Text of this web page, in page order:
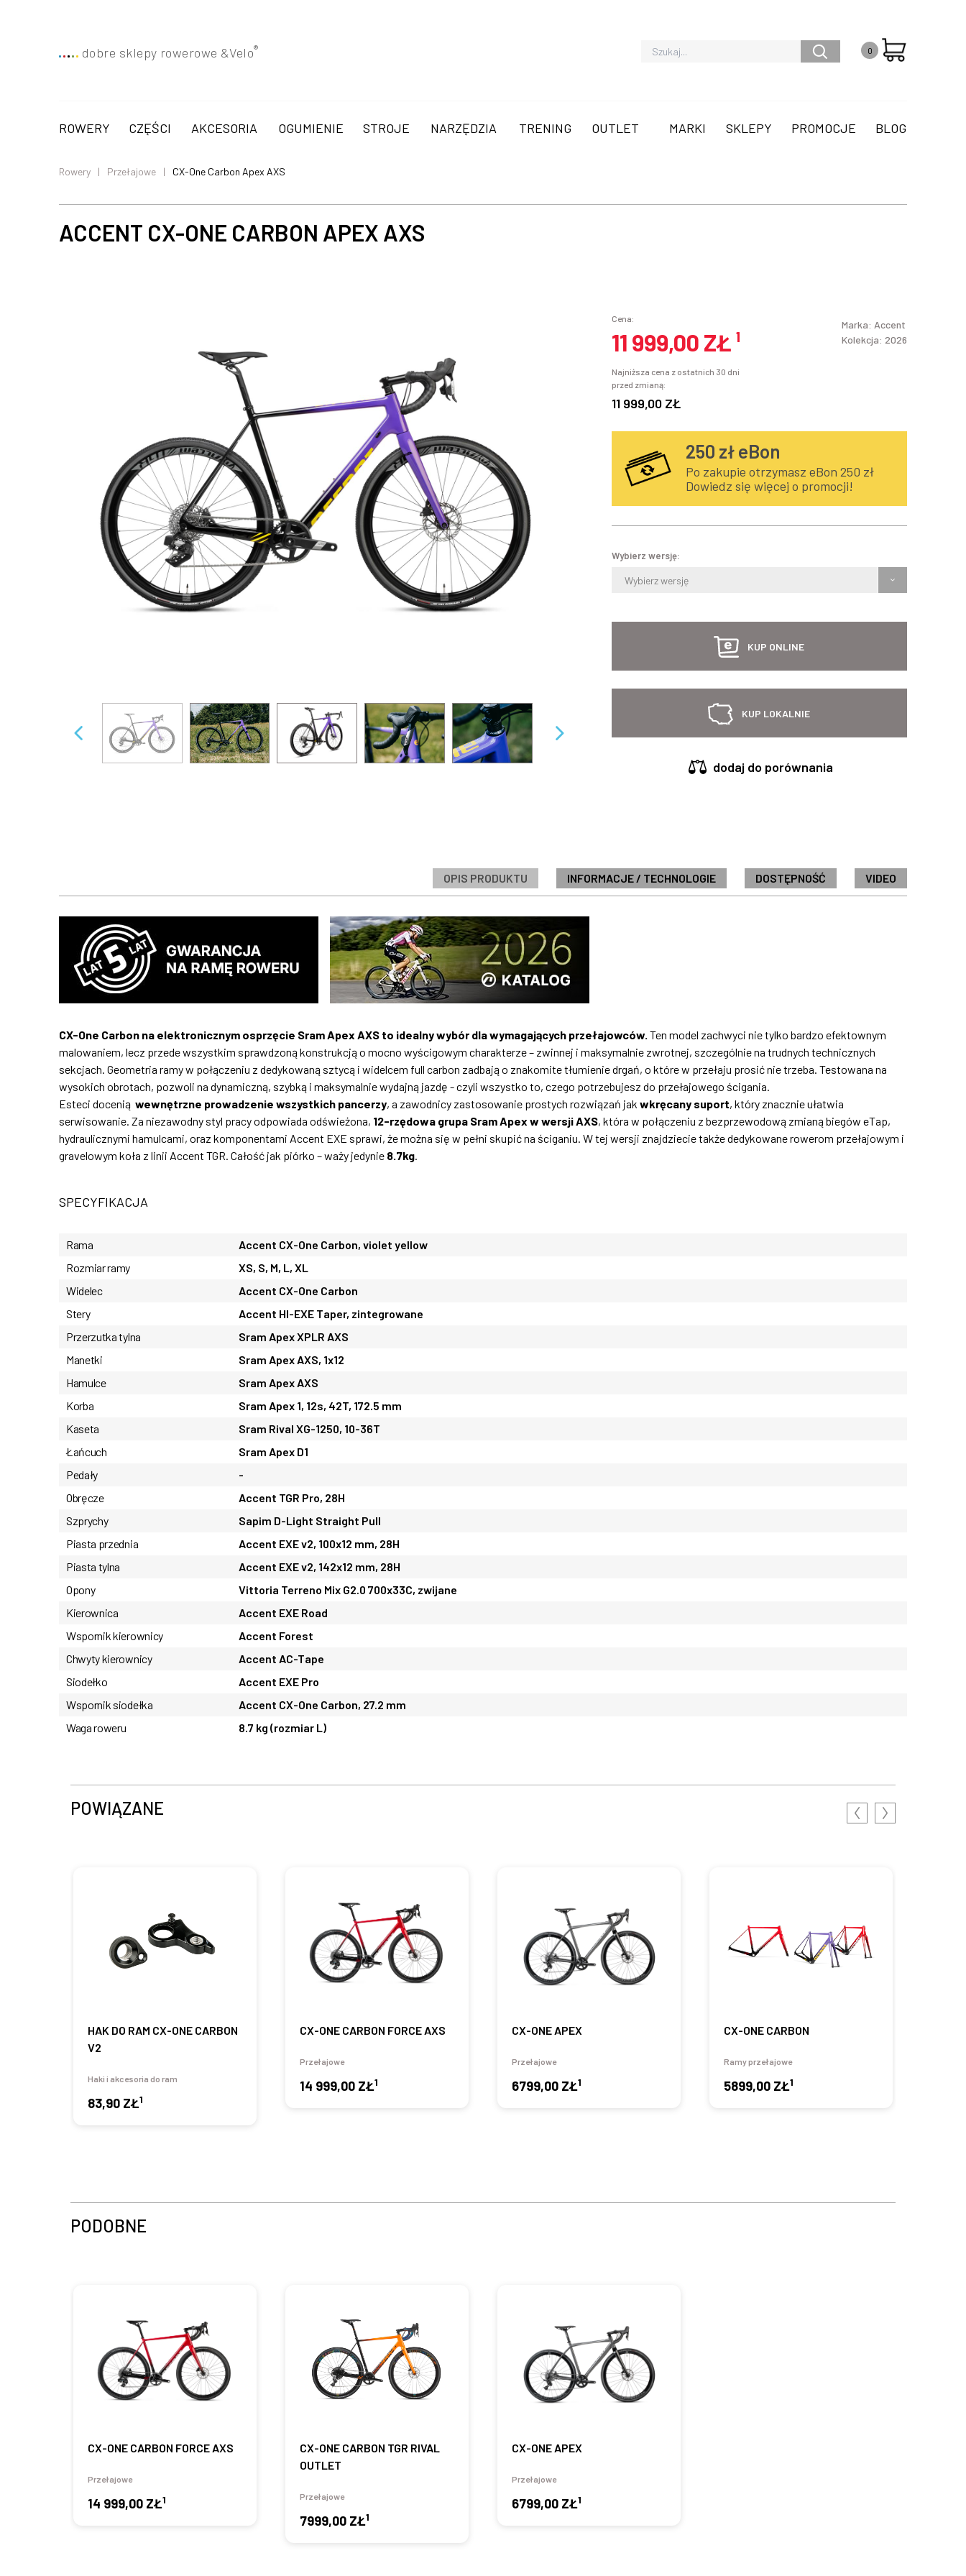
dobre sklepy rowerowe &Velo® 0
ROWERY CZĘŚCI AKCESORIA OGUMIENIE STROJE NARZĘDZIA TRENING OUTLET MARKI SKLEPY PROMOCJE BLOG
Rowery Przełajowe CX-One Carbon Apex AXS
ACCENT CX-ONE CARBON APEX AXS
Cena:
11 999,00 ZŁ¹
Najniższa cena z ostatnich 30 dni
przed zmianą:
11 999,00 ZŁ
Marka: Accent
Kolekcja: 2026
250 zł eBon
Po zakupie otrzymasz eBon 250 zł
Dowiedz się więcej o promocji!
Wybierz wersję:
Wybierz wersję
KUP ONLINE
KUP LOKALNIE
dodaj do porównania
OPIS PRODUKTU INFORMACJE / TECHNOLOGIE DOSTĘPNOŚĆ VIDEO
CX-One Carbon na elektronicznym osprzęcie Sram Apex AXS to idealny wybór dla wymagających przełajowców. Ten model zachwyci nie tylko bardzo efektownym
malowaniem, lecz przede wszystkim sprawdzoną konstrukcją o mocno wyścigowym charakterze – zwinnej i maksymalnie zwrotnej, szczególnie na trudnych technicznych
sekcjach. Geometria ramy w połączeniu z dedykowaną sztycą i widelcem full carbon zadbają o znakomite tłumienie drgań, o które w przełaju prosić nie trzeba. Testowana na
wysokich obrotach, pozwoli na dynamiczną, szybką i maksymalnie wydajną jazdę - czyli wszystko to, czego potrzebujesz do przełajowego ścigania.
Esteci docenią wewnętrzne prowadzenie wszystkich pancerzy, a zawodnicy zastosowanie prostych rozwiązań jak wkręcany suport, który znacznie ułatwia
serwisowanie. Za niezawodny styl pracy odpowiada odświeżona, 12-rzędowa grupa Sram Apex w wersji AXS, która w połączeniu z bezprzewodową zmianą biegów eTap,
hydraulicznymi hamulcami, oraz komponentami Accent EXE sprawi, że można się w pełni skupić na ściganiu. W tej wersji znajdziecie także dedykowane rowerom przełajowym i
gravelowym koła z linii Accent TGR. Całość jak piórko – waży jedynie 8.7kg.
SPECYFIKACJA
Rama
Accent CX-One Carbon, violet yellow
Rozmiar ramy
XS, S, M, L, XL
Widelec
Accent CX-One Carbon
Stery
Accent HI-EXE Taper, zintegrowane
Przerzutka tylna
Sram Apex XPLR AXS
Manetki
Sram Apex AXS, 1x12
Hamulce
Sram Apex AXS
Korba
Sram Apex 1, 12s, 42T, 172.5 mm
Kaseta
Sram Rival XG-1250, 10-36T
Łańcuch
Sram Apex D1
Pedały
-
Obręcze
Accent TGR Pro, 28H
Szprychy
Sapim D-Light Straight Pull
Piasta przednia
Accent EXE v2, 100x12 mm, 28H
Piasta tylna
Accent EXE v2, 142x12 mm, 28H
Opony
Vittoria Terreno Mix G2.0 700x33C, zwijane
Kierownica
Accent EXE Road
Wspornik kierownicy
Accent Forest
Chwyty kierownicy
Accent AC-Tape
Siodełko
Accent EXE Pro
Wspornik siodełka
Accent CX-One Carbon, 27.2 mm
Waga roweru
8.7 kg (rozmiar L)
POWIĄZANE
HAK DO RAM CX-ONE CARBON
V2
Haki i akcesoria do ram
83,90 ZŁ1
CX-ONE CARBON FORCE AXS
Przełajowe
14 999,00 ZŁ1
CX-ONE APEX
Przełajowe
6799,00 ZŁ1
CX-ONE CARBON
Ramy przełajowe
5899,00 ZŁ1
PODOBNE
CX-ONE CARBON FORCE AXS
Przełajowe
14 999,00 ZŁ1
CX-ONE CARBON TGR RIVAL
OUTLET
Przełajowe
7999,00 ZŁ1
CX-ONE APEX
Przełajowe
6799,00 ZŁ1